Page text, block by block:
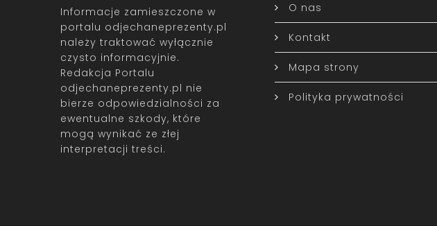
Informacje zamieszczone w
portalu odjechaneprezenty.pl
należy traktować wyłącznie
czysto informacyjnie.
Redakcja Portalu
odjechaneprezenty.pl nie
bierze odpowiedzialności za
ewentualne szkody, które
mogą wynikać ze złej
interpretacji treści.
O nas
Kontakt
Mapa strony
Polityka prywatności